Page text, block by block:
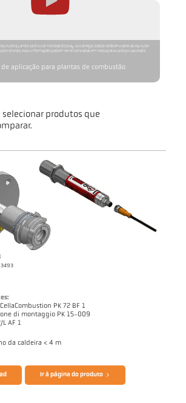
quando você clicar no botão de play. Ao carregar, dados serão enviados ao YouTube
de controle. Mais informações podem ser encontradas em nossa política de privacidade.
de aplicação para plantas de combustão
selecionar produtos que
PK 72 BF 1
di montaggio PK 15-009
L AF 1
da caldeira < 4 m
PK PKF PKL
Ir à página do produto